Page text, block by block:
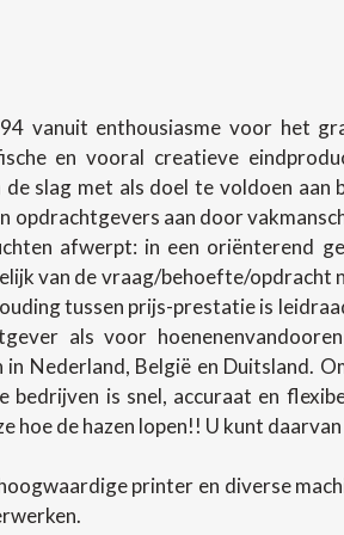
vanuit enthousiasme voor het
en vooral creatieve
slag met als doel te voldoen
opdrachtgevers aan door
afwerpt: in een oriënterend
van de vraag/behoefte/
tussen prijs-prestatie is
als voor
Nederland, België en Duitsland.
is snel, accuraat en
hoe de hazen lopen!! U kunt
printer en diverse